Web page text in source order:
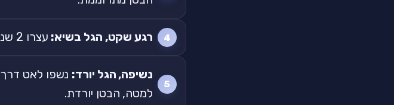
רגע שקט, הגל בשיא: עצרו 2 שניות. הגל הגיע למקסימום. רגע של שקט מוחלט.
נשיפה, הגל יורד:
למטה, הבטן יורדת.